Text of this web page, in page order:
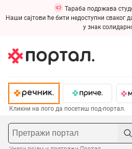
Тараба подржава
Наши сајтови ће бити недоступни сваког
у знак
Кликни на лого да посетиш под-портал.